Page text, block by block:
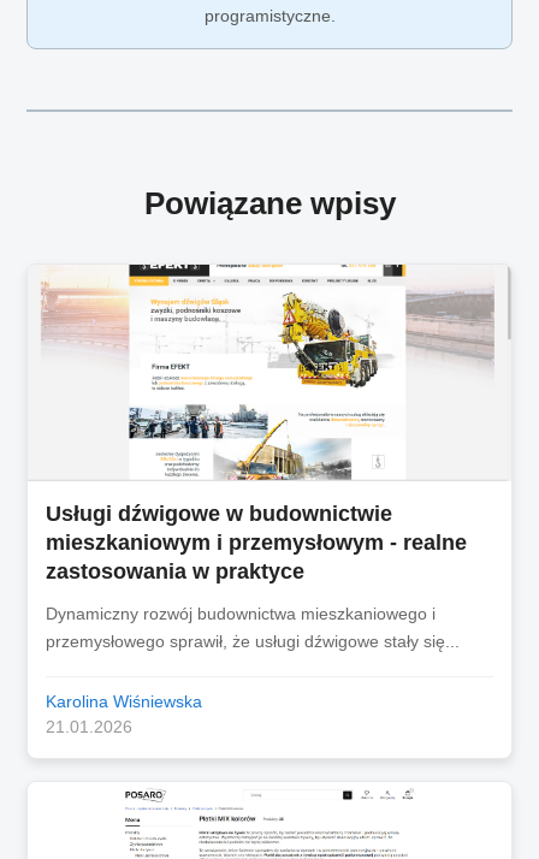
programistyczne.
Powiązane wpisy
Usługi dźwigowe w budownictwie
mieszkaniowym i przemysłowym - realne
zastosowania w praktyce
Dynamiczny rozwój budownictwa mieszkaniowego i
przemysłowego sprawił, że usługi dźwigowe stały się...
Karolina Wiśniewska
21.01.2026